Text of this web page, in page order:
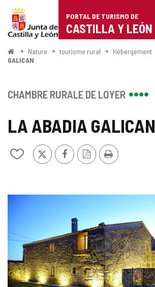
Portal
de
Turismo
de
Castilla
León
PORTAL DE TURISMO DE
CASTILLA Y LEÓN
<
Accueil
Nature tourisme rural Hébergement
GALICAN
LA ABADIA GALICAN
Ajouter/retirer
cahiers
X FacebookVersion
PDF
Imprimer
GALERIE
IMAGES
CHAMBRE RURALE DE LOYER